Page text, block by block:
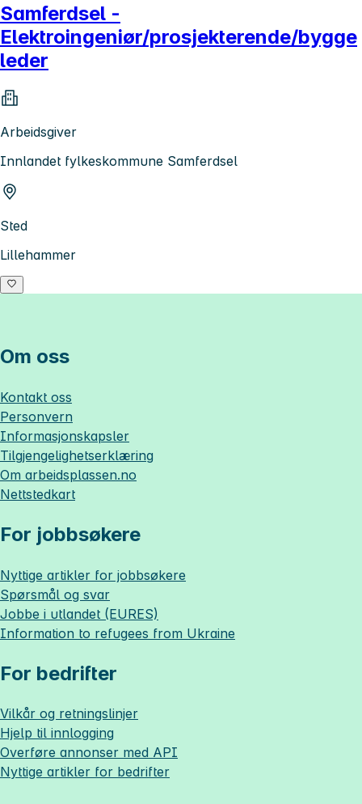
Samferdsel -
Elektroingeniør/prosjekterende/bygge
leder
Arbeidsgiver
Innlandet fylkeskommune Samferdsel
Sted
Lillehammer
Om oss
Kontakt oss
Personvern
Informasjonskapsler
Tilgjengelighetserklæring
Om arbeidsplassen.no
Nettstedkart
For jobbsøkere
Nyttige artikler for jobbsøkere
Spørsmål og svar
Jobbe i utlandet (EURES)
Information to refugees from Ukraine
For bedrifter
Vilkår og retningslinjer
Hjelp til innlogging
Overføre annonser med API
Nyttige artikler for bedrifter